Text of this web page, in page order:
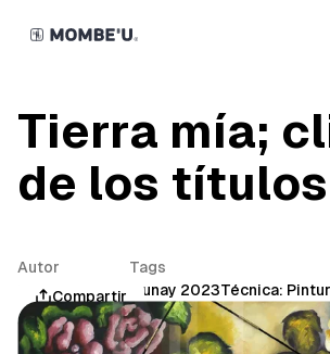
Tierra mía;
de los títulos
Autor
Mombe'u®
Tags
Munay 2023Técnica:
Compartir